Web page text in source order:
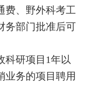
费、野外科考工
务部门批准后可
研项目 1年以
业务的项目聘用